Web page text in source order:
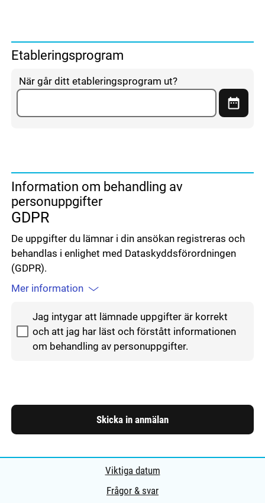
Etableringsprogram
När går ditt etableringsprogram ut?
Visa
Information om behandling av
personuppgifter
GDPR
De uppgifter du lämnar i din ansökan registreras och
behandlas i enlighet med Dataskyddsförordningen
(GDPR).
Mer information
Godkänn hantering av personuppgifter
Jag intygar att lämnade uppgifter är korrekt
och att jag har läst och förstått informationen
om behandling av personuppgifter.
Skicka in anmälan
Viktiga datum
Frågor & svar